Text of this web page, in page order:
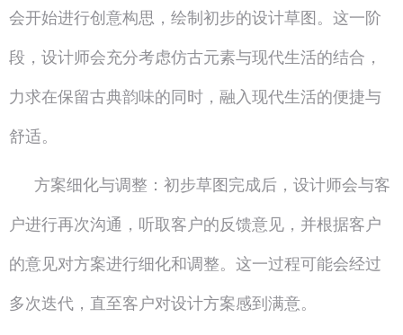
会开始进行创意构思，绘制初步的设计草图。这一阶
段，设计师会充分考虑仿古元素与现代生活的结合，
力求在保留古典韵味的同时，融入现代生活的便捷与
舒适。
方案细化与调整：初步草图完成后，设计师会与客
户进行再次沟通，听取客户的反馈意见，并根据客户
的意见对方案进行细化和调整。这一过程可能会经过
多次迭代，直至客户对设计方案感到满意。